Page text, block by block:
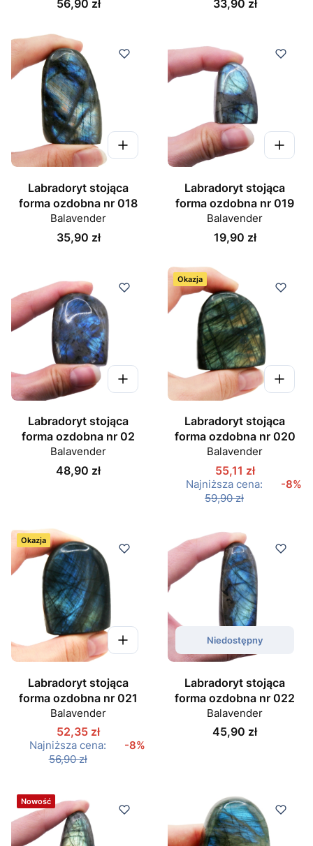
Cena
56,90 zł Cena
33,90 zł
Labradoryt stojąca
forma ozdobna nr 018
Balavender
Cena
35,90 zł
Labradoryt stojąca
forma ozdobna nr 019
Balavender
Cena
19,90 zł
Labradoryt stojąca
forma ozdobna nr 02
Balavender
Cena
48,90 zł
Okazja
Labradoryt stojąca
forma ozdobna nr 020
Balavender
55,11 zł
Najniższa cena:
59,90 zł
-8%
Okazja
Labradoryt stojąca
forma ozdobna nr 021
Balavender
52,35 zł
Najniższa cena:
56,90 zł
-8%
Niedostępny
Labradoryt stojąca
forma ozdobna nr 022
Balavender
Cena
45,90 zł
Nowość